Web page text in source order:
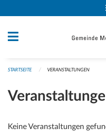
STARTSEITE VERANSTALTUNGEN
Keine Veranstaltungen